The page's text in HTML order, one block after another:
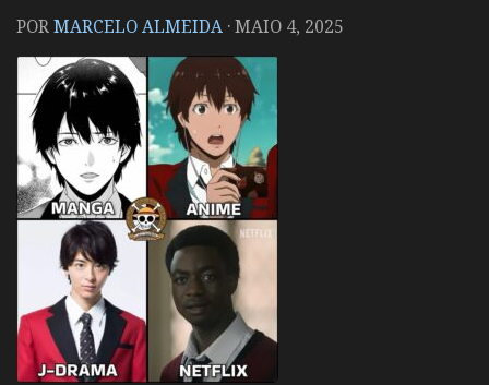
PORMARCELO ALMEIDA ·MAIO 4, 2025